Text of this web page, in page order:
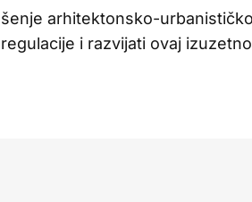
arhitektonsko-
i razvijati ovaj